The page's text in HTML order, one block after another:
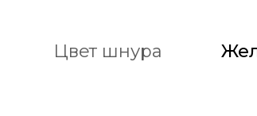
Цвет шнура